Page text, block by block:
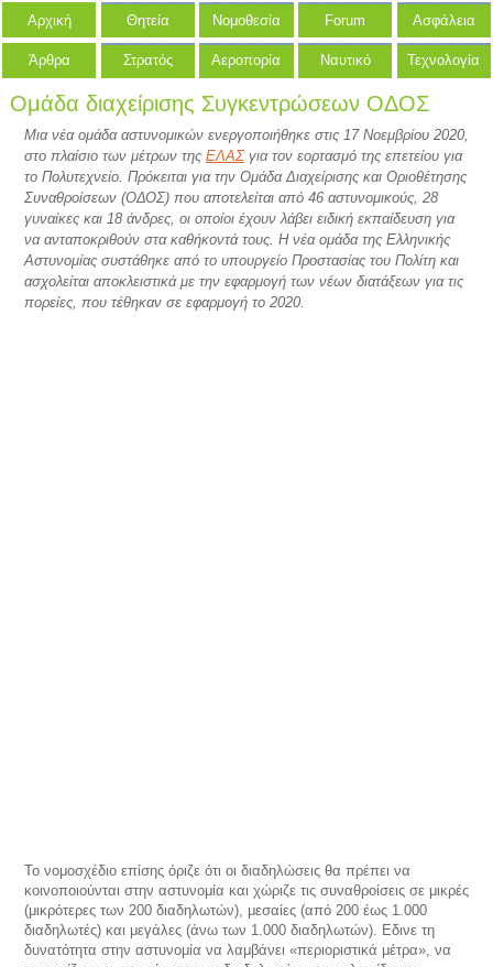
Αρχική Θητεία Νομοθεσία Forum Ασφάλεια
Άρθρα Στρατός Αεροπορία Ναυτικό Τεχνολογία
Ομάδα διαχείρισης Συγκεντρώσεων ΟΔΟΣ
Μια νέα ομάδα αστυνομικών ενεργοποιήθηκε στις 17 Νοεμβρίου 2020,
στο πλαίσιο των μέτρων της ΕΛΑΣγια τον εορτασμό της επετείου για
το Πολυτεχνείο. Πρόκειται για την Ομάδα Διαχείρισης και Οριοθέτησης
Συναθροίσεων (ΟΔΟΣ) που αποτελείται από 46 αστυνομικούς, 28
γυναίκες και 18 άνδρες, οι οποίοι έχουν λάβει ειδική εκπαίδευση για
να ανταποκριθούν στα καθήκοντά τους. Η νέα ομάδα της Ελληνικής
Αστυνομίας συστάθηκε από το υπουργείο Προστασίας του Πολίτη και
ασχολείται αποκλειστικά με την εφαρμογή των νέων διατάξεων για τις
πορείες, που τέθηκαν σε εφαρμογή το 2020.
Το νομοσχέδιο επίσης όριζε ότι οι διαδηλώσεις θα πρέπει να
κοινοποιούνται στην αστυνομία και χώριζε τις συναθροίσεις σε μικρές
(μικρότερες των 200 διαδηλωτών), μεσαίες (από 200 έως 1.000
διαδηλωτές) και μεγάλες (άνω των 1.000 διαδηλωτών). Εδινε τη
δυνατότητα στην αστυνομία να λαμβάνει «περιοριστικά μέτρα», να